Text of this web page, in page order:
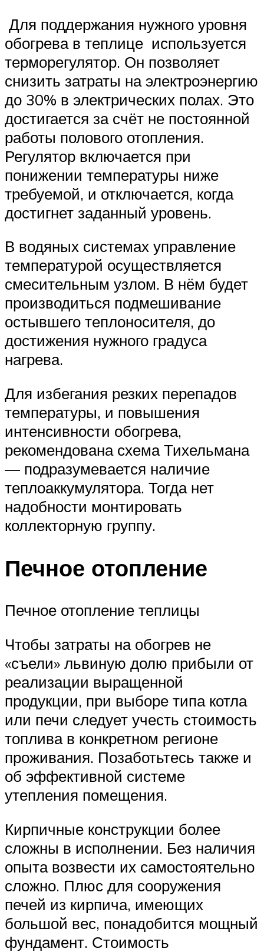
Для поддержания нужного уровня
обогрева в теплице используется
терморегулятор. Он позволяет
снизить затраты на электроэнергию
до 30% в электрических полах. Это
достигается за счёт не постоянной
работы полового отопления.
Регулятор включается при
понижении температуры ниже
требуемой, и отключается, когда
достигнет заданный уровень.
В водяных системах управление
температурой осуществляется
смесительным узлом. В нём будет
производиться подмешивание
остывшего теплоносителя, до
достижения нужного градуса
нагрева.
Для избегания резких перепадов
температуры, и повышения
интенсивности обогрева,
рекомендована схема Тихельмана
— подразумевается наличие
теплоаккумулятора. Тогда нет
надобности монтировать
коллекторную группу.
Печное отопление
Печное отопление теплицы
Чтобы затраты на обогрев не
«съели» львиную долю прибыли от
реализации выращенной
продукции, при выборе типа котла
или печи следует учесть стоимость
топлива в конкретном регионе
проживания. Позаботьтесь также и
об эффективной системе
утепления помещения.
Кирпичные конструкции более
сложны в исполнении. Без наличия
опыта возвести их самостоятельно
сложно. Плюс для сооружения
печей из кирпича, имеющих
большой вес, понадобится мощный
фундамент. Стоимость